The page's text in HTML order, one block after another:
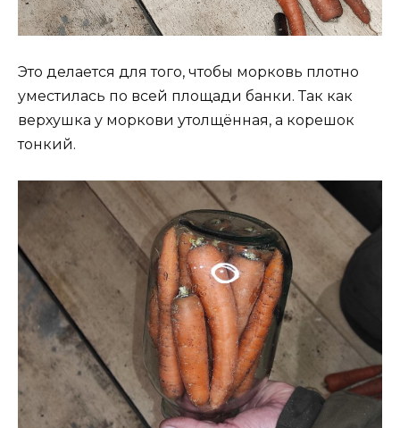
Это делается для того, чтобы морковь плотно
уместилась по всей площади банки. Так как
верхушка у моркови утолщённая, а корешок
тонкий.